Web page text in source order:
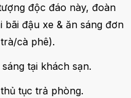
độc đáo này, đoàn
bãi đậu xe & ăn sáng đơn
cà phê).
tại khách sạn.
tục trả phòng.